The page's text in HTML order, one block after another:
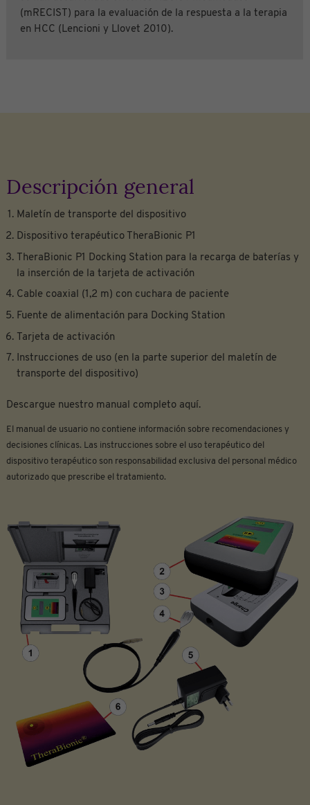
(mRECIST) para la evaluación de la respuesta a la terapia
en HCC (Lencioni y Llovet 2010).
Descripción general
Maletín de transporte del dispositivo
Dispositivo terapéutico TheraBionic P1
TheraBionic P1 Docking Station para la recarga de baterías y
la inserción de la tarjeta de activación
Cable coaxial (1,2 m) con cuchara de paciente
Fuente de alimentación para Docking Station
Tarjeta de activación
Instrucciones de uso (en la parte superior del maletín de
transporte del dispositivo)
Descargue nuestro manual completo aquí.
El manual de usuario no contiene información sobre recomendaciones y
decisiones clínicas. Las instrucciones sobre el uso terapéutico del
dispositivo terapéutico son responsabilidad exclusiva del personal médico
autorizado que prescribe el tratamiento.